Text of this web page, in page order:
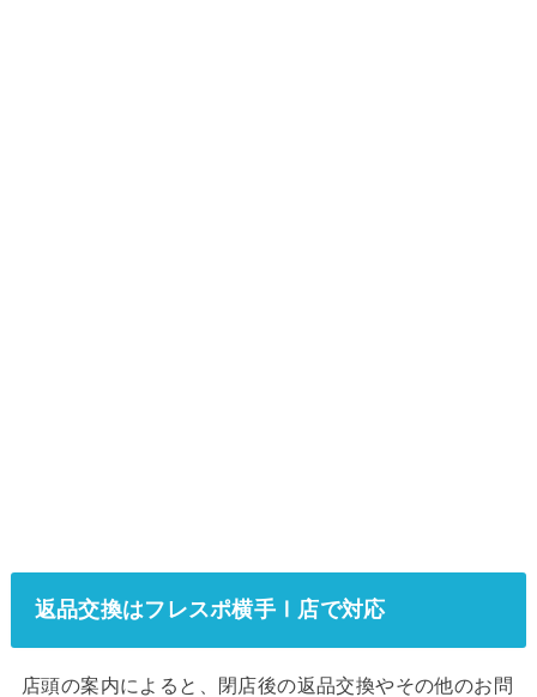
返品交換はフレスポ横手Ⅰ店で対応
店頭の案内によると、閉店後の返品交換やその他のお問